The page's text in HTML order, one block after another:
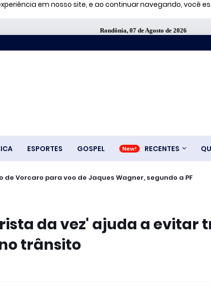
em nosso site, e ao continuar navegando, você
Rondônia, 07 de Agosto de 2026
ESPORTES GOSPEL RECENTES
de Vorcaro para voo de Jaques Wagner, segundo a PF
da vez' ajuda a
trânsito